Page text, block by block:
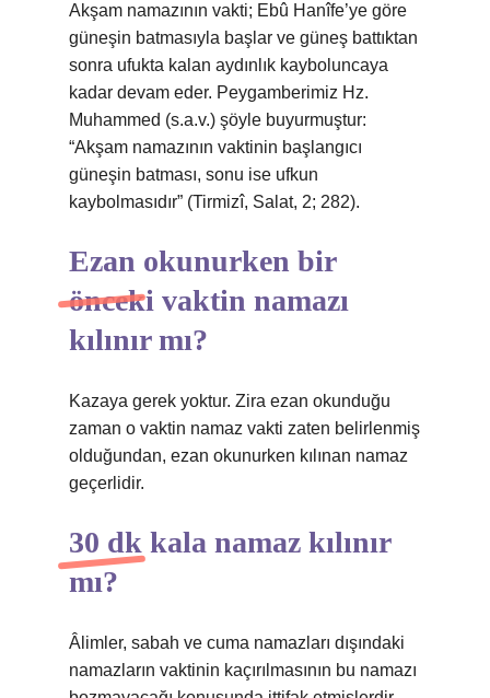
Akşam namazının vakti; Ebû Hanîfe’ye göre
güneşin batmasıyla başlar ve güneş battıktan
sonra ufukta kalan aydınlık kayboluncaya
kadar devam eder. Peygamberimiz Hz.
Muhammed (s.a.v.) şöyle buyurmuştur:
“Akşam namazının vaktinin başlangıcı
güneşin batması, sonu ise ufkun
kaybolmasıdır” (Tirmizî, Salat, 2; 282).
Ezan okunurken bir
önceki vaktin namazı
kılınır mı?
Kazaya gerek yoktur. Zira ezan okunduğu
zaman o vaktin namaz vakti zaten belirlenmiş
olduğundan, ezan okunurken kılınan namaz
geçerlidir.
30 dk kala namaz kılınır
mı?
Âlimler, sabah ve cuma namazları dışındaki
namazların vaktinin kaçırılmasının bu namazı